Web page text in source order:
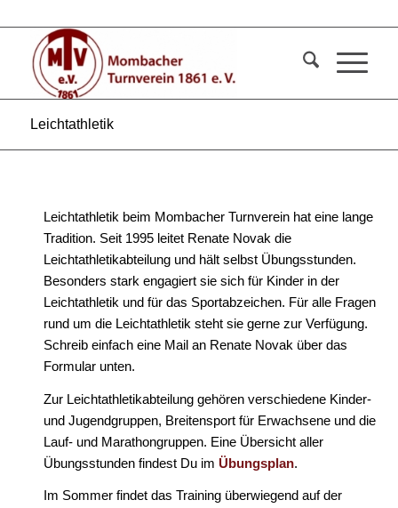
Leichtathletik
Leichtathletik beim Mombacher Turnverein hat eine lange
Tradition. Seit 1995 leitet Renate Novak die
Leichtathletikabteilung und hält selbst Übungsstunden.
Besonders stark engagiert sie sich für Kinder in der
Leichtathletik und für das Sportabzeichen. Für alle Fragen
rund um die Leichtathletik steht sie gerne zur Verfügung.
Schreib einfach eine Mail an Renate Novak über das
Formular unten.
Zur Leichtathletikabteilung gehören verschiedene Kinder-
und Jugendgruppen, Breitensport für Erwachsene und die
Lauf- und Marathongruppen. Eine Übersicht aller
Übungsstunden findest Du im Übungsplan.
Im Sommer findet das Training überwiegend auf der